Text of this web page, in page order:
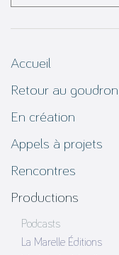
Accueil
Retour au goudron
En création
Appels à projets
Rencontres
Productions
Podcasts
La Marelle Éditions